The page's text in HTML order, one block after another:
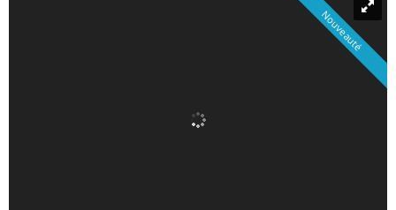
Nouveauté